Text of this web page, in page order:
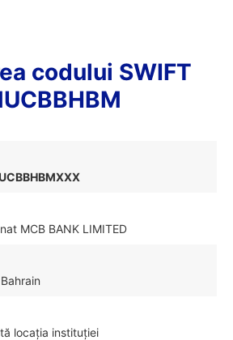
codului SWIFT
MCB BANK LIMITED
locația instituției